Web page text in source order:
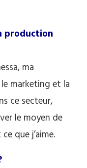
production
ma
marketing et la
ce secteur,
le moyen de
que j’aime.